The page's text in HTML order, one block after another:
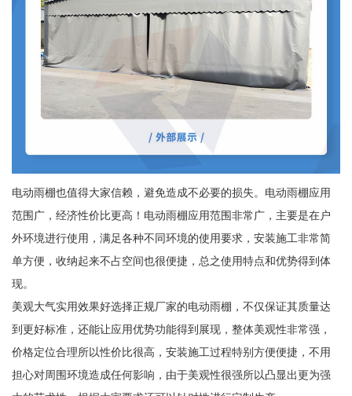
电动雨棚也值得大家信赖，避免造成不必要的损失。电动雨棚应用
范围广，经济性价比更高！电动雨棚应用范围非常广，主要是在户
外环境进行使用，满足各种不同环境的使用要求，安装施工非常简
单方便，收纳起来不占空间也很便捷，总之使用特点和优势得到体
现。
美观大气实用效果好选择正规厂家的电动雨棚，不仅保证其质量达
到更好标准，还能让应用优势功能得到展现，整体美观性非常强，
价格定位合理所以性价比很高，安装施工过程特别方便便捷，不用
担心对周围环境造成任何影响，由于美观性很强所以凸显出更为强